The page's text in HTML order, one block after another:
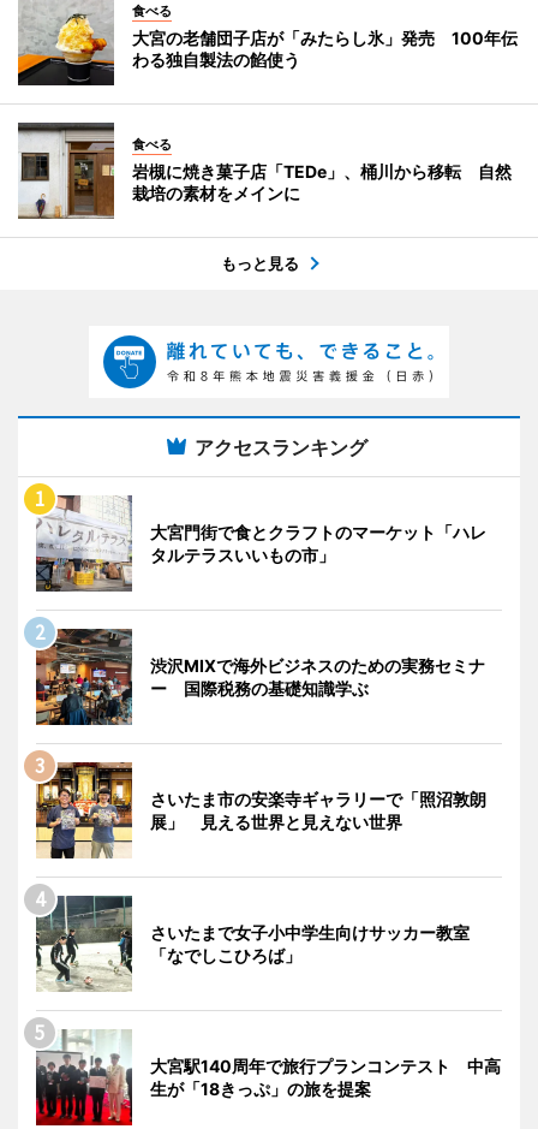
食べる
大宮の老舗団子店が「みたらし氷」発売 100年伝
わる独自製法の餡使う
食べる
岩槻に焼き菓子店「TEDe」、桶川から移転 自然
栽培の素材をメインに
もっと見る
アクセスランキング
大宮門街で食とクラフトのマーケット「ハレ
タルテラスいいもの市」
渋沢MIXで海外ビジネスのための実務セミナ
ー 国際税務の基礎知識学ぶ
さいたま市の安楽寺ギャラリーで「照沼敦朗
展」 見える世界と見えない世界
さいたまで女子小中学生向けサッカー教室
「なでしこひろば」
大宮駅140周年で旅行プランコンテスト 中高
生が「18きっぷ」の旅を提案